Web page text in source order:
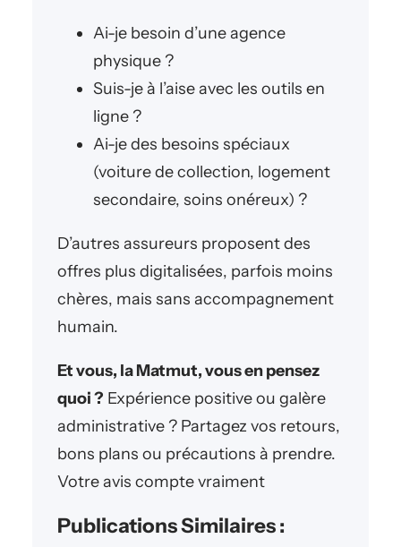
Ai-je besoin d’une agence
physique ?
Suis-je à l’aise avec les outils en
ligne ?
Ai-je des besoins spéciaux
(voiture de collection, logement
secondaire, soins onéreux) ?
D’autres assureurs proposent des
offres plus digitalisées, parfois moins
chères, mais sans accompagnement
humain.
Et vous, la Matmut, vous en pensez
quoi ? Expérience positive ou galère
administrative ? Partagez vos retours,
bons plans ou précautions à prendre.
Votre avis compte vraiment
Publications Similaires :